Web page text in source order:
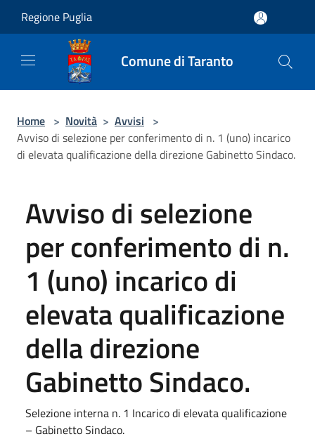
Regione Puglia
Comune di Taranto
Home > Novità > Avvisi >
Avviso di selezione per conferimento di n. 1 (uno) incarico
di elevata qualificazione della direzione Gabinetto Sindaco.
Avviso di selezione
per conferimento di n.
1 (uno) incarico di
elevata qualificazione
della direzione
Gabinetto Sindaco.
Selezione interna n. 1 Incarico di elevata qualificazione
– Gabinetto Sindaco.